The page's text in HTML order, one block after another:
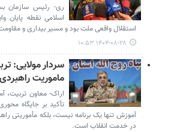
ری- رئیس سازمان
اسلامی نقطه پایان
استقلال واقعی ملت بود و مسیر بیداری و
۱۴۰۴-۰۸-۲۸ ۱۰:۵۳
سردار مولایی:
ماموریت
اراک- معاون تربیت،
تأکید بر جایگاه
آموزش تنها یک برنامه نیست، بلکه مأموریتی
در خدمت انقلاب است.